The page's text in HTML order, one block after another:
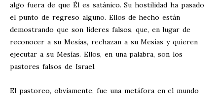
algo fuera de que Él es satánico. Su hostilidad ha pasado
el punto de regreso alguno. Ellos de hecho están
demostrando que son líderes falsos, que, en lugar de
reconocer a su Mesías, rechazan a su Mesías y quieren
ejecutar a su Mesías. Ellos, en una palabra, son los
pastores falsos de Israel.
El pastoreo, obviamente, fue una metáfora en el mundo